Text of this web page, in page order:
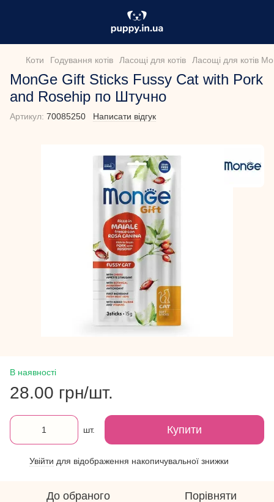
Коти Годування котів Ласощі для котів Ласощі для котів
MonGe Gift Sticks Fussy Cat with Pork
and Rosehip по Штучно
Артикул: 70085250 Написати відгук
В наявності
28.00 грн/шт.
шт. Купити
Увійти для відображення накопичувальної знижки
До обраного Порівняти